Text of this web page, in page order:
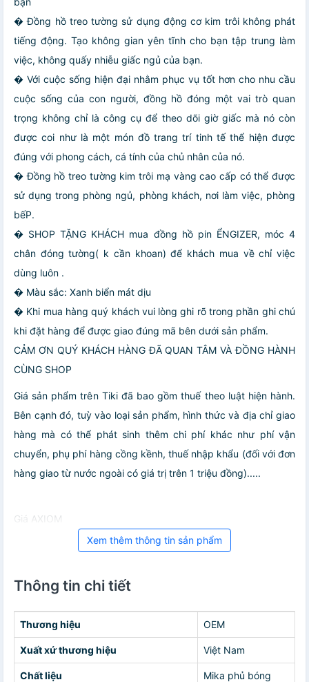
� Đồng hồ treo tường sử dụng động cơ kim trôi không phát
tiếng động. Tạo không gian yên tĩnh cho bạn tập trung làm
việc, không quấy nhiễu giấc ngủ của bạn.
� Với cuộc sống hiện đại nhằm phục vụ tốt hơn cho nhu cầu
cuộc sống của con người, đồng hồ đóng một vai trò quan
trọng không chỉ là công cụ để theo dõi giờ giấc mà nó còn
được coi như là một món đồ trang trí tinh tế thể hiện được
đúng với phong cách, cá tính của chủ nhân của nó.
� Đồng hồ treo tường kim trôi mạ vàng cao cấp có thể được
sử dụng trong phòng ngủ, phòng khách, nơi làm việc, phòng
bếP.
� SHOP TẶNG KHÁCH mua đồng hồ pin ỂNGIZER, móc 4
chân đóng tường( k cần khoan) để khách mua về chỉ việc
dùng luôn .
� Màu sắc: Xanh biển mát dịu
� Khi mua hàng quý khách vui lòng ghi rõ trong phần ghi chú
khi đặt hàng để được giao đúng mã bên dưới sản phẩm.
CẢM ƠN QUÝ KHÁCH HÀNG ĐÃ QUAN TÂM VÀ ĐỒNG HÀNH
CÙNG SHOP
Giá sản phẩm trên Tiki đã bao gồm thuế theo luật hiện hành.
Bên cạnh đó, tuỳ vào loại sản phẩm, hình thức và địa chỉ giao
hàng mà có thể phát sinh thêm chi phí khác như phí vận
chuyển, phụ phí hàng cồng kềnh, thuế nhập khẩu (đối với đơn
hàng giao từ nước ngoài có giá trị trên 1 triệu đồng).....
Giá AXIOM
Xem thêm thông tin sản phẩm
Thông tin chi tiết
Thương hiệu OEM
Xuất xứ thương hiệu Việt Nam
Chất liệu Mika phủ bóng